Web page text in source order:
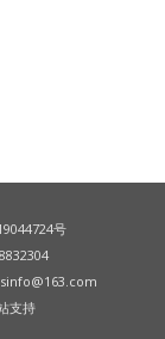
号
支持